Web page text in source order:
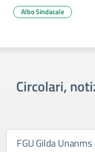
Albo Sindacale
Circolari,
FGU Gilda